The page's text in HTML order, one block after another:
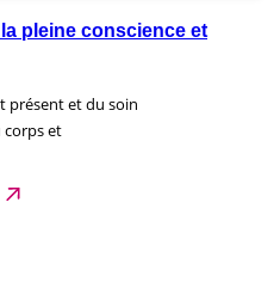
pleine conscience et
présent et du soin
corps et